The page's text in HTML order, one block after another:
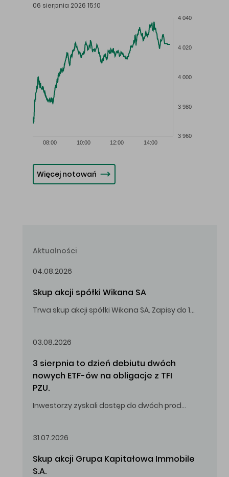
06 sierpnia 2026 15:10
08:00 10:00 12:00 14:00
3 960
3 980
4 000
4 020
4 040
Więcej notowań
Aktualności
04.08.2026
Skup akcji spółki Wikana SA
Trwa skup akcji spółki Wikana SA. Zapisy do 14.08.2026 r. do godz. 16.00.
03.08.2026
3 sierpnia to dzień debiutu dwóch
nowych ETF-ów na obligacje z TFI
PZU.
Inwestorzy zyskali dostęp do dwóch produktów umożliwiających inwestowanie w obligacje skarbowe.
31.07.2026
Skup akcji Grupa Kapitałowa Immobile
S.A.